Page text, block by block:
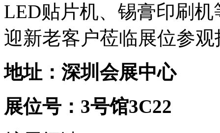
LED贴片机、锡膏印刷
迎新老客户莅临展位参
地址：深圳会展中心
展位号：3号馆3C22